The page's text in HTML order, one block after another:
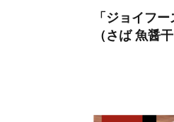
「ジョイフ
（さば 魚醤干